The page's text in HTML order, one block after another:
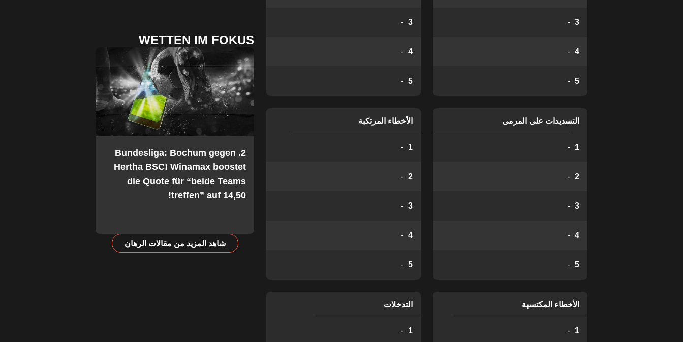
3
-
4
-
5
-
3
-
4
-
5
-
التسديدات على المرمى
1
-
2
-
3
-
4
-
5
-
الأخطاء المرتكبة
1
-
2
-
3
-
4
-
5
-
الأخطاء المكتسبة
1
-
التدخلات
1
-
WETTEN IM FOKUS
2. Bundesliga: Bochum gegen
Hertha BSC! Winamax boostet
die Quote für “beide Teams
treffen” auf 14,50!
شاهد المزيد من مقالات الرهان